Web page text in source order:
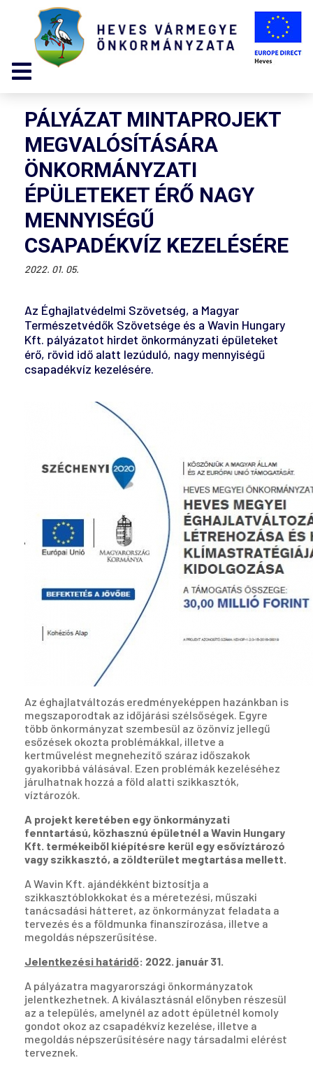
PÁLYÁZAT MINTAPROJEKT
MEGVALÓSÍTÁSÁRA
ÖNKORMÁNYZATI
ÉPÜLETEKET ÉRŐ NAGY
MENNYISÉGŰ
CSAPADÉKVÍZ KEZELÉSÉRE
2022. 01. 05.
Az Éghajlatvédelmi Szövetség, a Magyar
Természetvédők Szövetsége és a Wavin Hungary
Kft. pályázatot hirdet önkormányzati épületeket
érő, rövid idő alatt lezúduló, nagy mennyiségű
csapadékvíz kezelésére.
Az éghajlatváltozás eredményeképpen hazánkban is
megszaporodtak az időjárási szélsőségek. Egyre
több önkormányzat szembesül az özönvíz jellegű
esőzések okozta problémákkal, illetve a
kertművelést megnehezítő száraz időszakok
gyakoribbá válásával. Ezen problémák kezeléséhez
járulhatnak hozzá a föld alatti szikkasztók,
víztározók.
A projekt keretében egy önkormányzati
fenntartású, közhasznú épületnél a Wavin Hungary
Kft. termékeiből kiépítésre kerül egy esővíztározó
vagy szikkasztó, a zöldterület megtartása mellett.
A Wavin Kft. ajándékként biztosítja a
szikkasztóblokkokat és a méretezési, műszaki
tanácsadási hátteret, az önkormányzat feladata a
tervezés és a földmunka finanszírozása, illetve a
megoldás népszerűsítése.
Jelentkezési határidő: 2022. január 31.
A pályázatra magyarországi önkormányzatok
jelentkezhetnek. A kiválasztásnál előnyben részesül
az a település, amelynél az adott épületnél komoly
gondot okoz az csapadékvíz kezelése, illetve a
megoldás népszerűsítésére nagy társadalmi elérést
terveznek.